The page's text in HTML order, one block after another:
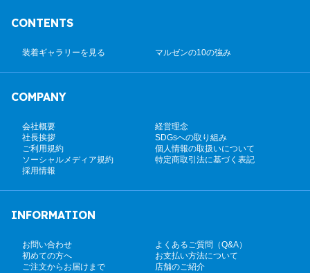
CONTENTS
装着ギャラリーを見る マルゼンの10の強み
COMPANY
会社概要
経営理念
社長挨拶
SDGsへの取り組み
ご利用規約
個人情報の取扱いについて
ソーシャルメディア規約
特定商取引法に基づく表記
採用情報
INFORMATION
お問い合わせ
よくあるご質問（Q&A）
初めての方へ
お支払い方法について
ご注文からお届けまで
店舗のご紹介